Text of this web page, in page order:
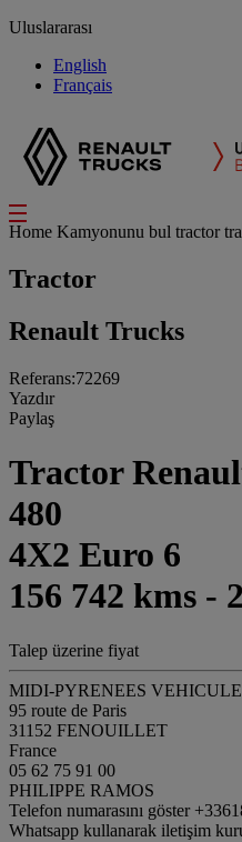
Uluslararası
English
Français
Home Kamyonunu bul tractor
Tractor
Renault Trucks
Referans:72269
Yazdır
Paylaş
Tractor
480
4X2 Euro 6
156 742 kms -
Talep üzerine fiyat
MIDI-PYRENEES
95 route de Paris
31152 FENOUILLET
France
05 62 75 91 00
PHILIPPE RAMOS
Telefon numarasını göster
Whatsapp kullanarak iletişim